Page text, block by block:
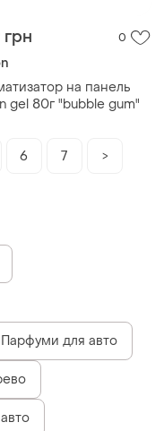
0
на панель
gel 80г "bubble gum"
6 7 >
Парфуми для авто